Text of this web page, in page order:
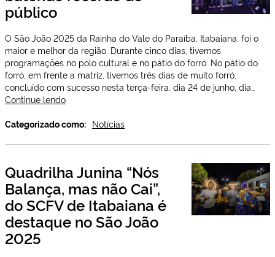
Grande
público
O São João 2025 da Rainha do Vale do Paraíba, Itabaiana, foi o
maior e melhor da região. Durante cinco dias, tivemos
programações no polo cultural e no pátio do forró. No pátio do
forró, em frente a matriz, tivemos três dias de muito forró,
concluído com sucesso nesta terça-feira, dia 24 de junho, dia…
Continue lendoItabaiana
dias
muita
e
alegria,
batendo
recorde
de
Categorizado como: Notícias
Quadrilha Junina “Nós
Balança, mas não Cai”,
do SCFV de Itabaiana é
destaque no São João
2025